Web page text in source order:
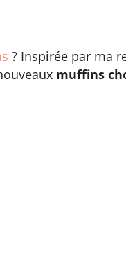
? Inspirée par ma
muffins